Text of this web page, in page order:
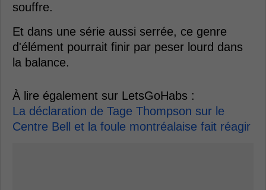
souffre.
Et dans une série aussi serrée, ce genre
d'élément pourrait finir par peser lourd dans
la balance.
À lire également sur LetsGoHabs :
La déclaration de Tage Thompson sur le
Centre Bell et la foule montréalaise fait réagir